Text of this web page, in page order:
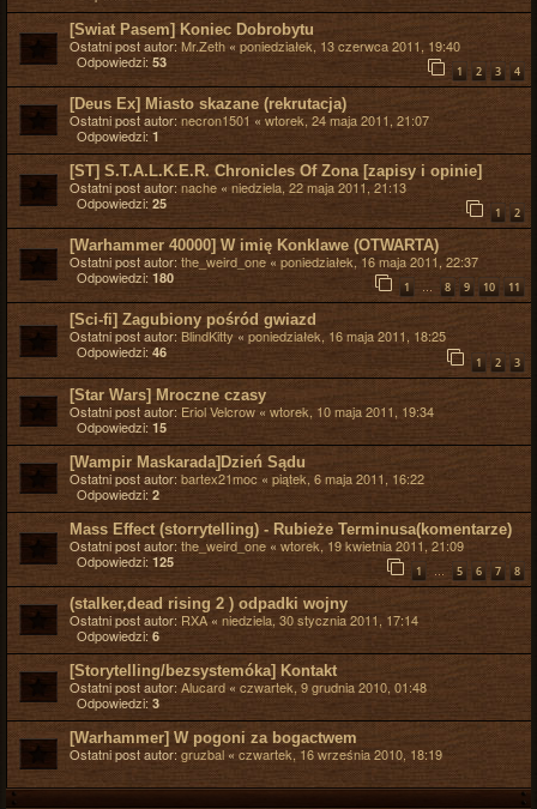
[Swiat Pasem] Koniec Dobrobytu
Ostatni post autor: Mr.Zeth « poniedziałek, 13 czerwca 2011, 19:40
Odpowiedzi: 53
1 2 3 4
[Deus Ex] Miasto skazane (rekrutacja)
Ostatni post autor: necron1501 « wtorek, 24 maja 2011, 21:07
Odpowiedzi: 1
[ST] S.T.A.L.K.E.R. Chronicles Of Zona [zapisy i opinie]
Ostatni post autor: nache « niedziela, 22 maja 2011, 21:13
Odpowiedzi: 25
1 2
[Warhammer 40000] W imię Konklawe (OTWARTA)
Ostatni post autor: the_weird_one « poniedziałek, 16 maja 2011, 22:37
Odpowiedzi: 180
1 … 8 9 10 11
[Sci-fi] Zagubiony pośród gwiazd
Ostatni post autor: BlindKitty « poniedziałek, 16 maja 2011, 18:25
Odpowiedzi: 46
1 2 3
[Star Wars] Mroczne czasy
Ostatni post autor: Eriol Velcrow « wtorek, 10 maja 2011, 19:34
Odpowiedzi: 15
[Wampir Maskarada]Dzień Sądu
Ostatni post autor: bartex21moc « piątek, 6 maja 2011, 16:22
Odpowiedzi: 2
Mass Effect (storrytelling) - Rubieże Terminusa(komentarze)
Ostatni post autor: the_weird_one « wtorek, 19 kwietnia 2011, 21:09
Odpowiedzi: 125
1 … 5 6 7 8
(stalker,dead rising 2 ) odpadki wojny
Ostatni post autor: RXA « niedziela, 30 stycznia 2011, 17:14
Odpowiedzi: 6
[Storytelling/bezsystemóka] Kontakt
Ostatni post autor: Alucard « czwartek, 9 grudnia 2010, 01:48
Odpowiedzi: 3
[Warhammer] W pogoni za bogactwem
Ostatni post autor: gruzbal « czwartek, 16 września 2010, 18:19